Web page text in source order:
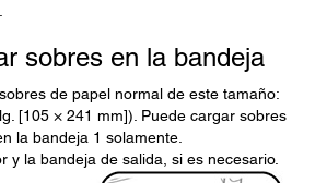
sobres en la bandeja
de papel normal de este tamaño:
[105 × 241 mm]). Puede cargar sobres
la bandeja 1 solamente.
y la bandeja de salida, si es necesario.